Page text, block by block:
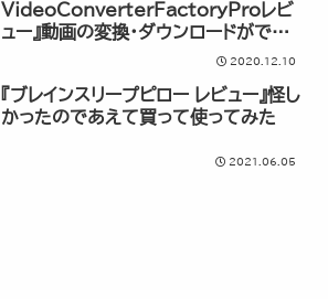
VideoConverterFactoryProレビ
ュー』動画の変換・ダウンロードができ
2020.12.10
『ブレインスリープピロー レビュー』怪し
かったのであえて買って使ってみた
2021.06.05